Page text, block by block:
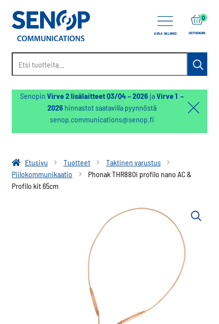
AVAA VALIKKO OSTOSKORI
0items
Senopin Virve 2 lisälaitteet Q3/Q4 – 2026jaVirve 1 –
2026hinnastot saatavilla pyynnöstä
senop.communications@senop.fi
Etusivu Tuotteet
Taktinen varustus
Piilokommunikaatio
Phonak THR880i profilo nano AC &
Profilo kit 65cm